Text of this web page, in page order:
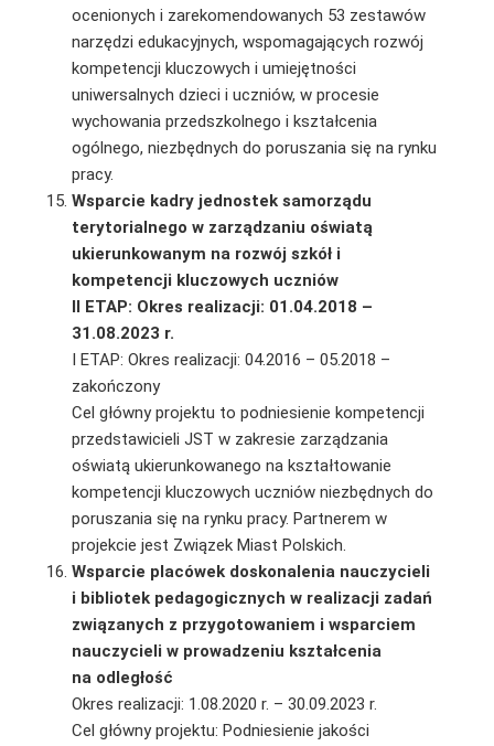
ocenionych i zarekomendowanych 53 zestawów
narzędzi edukacyjnych, wspomagających rozwój
kompetencji kluczowych i umiejętności
uniwersalnych dzieci i uczniów, w procesie
wychowania przedszkolnego i kształcenia
ogólnego, niezbędnych do poruszania się na rynku
pracy.
Wsparcie kadry jednostek samorządu
terytorialnego w zarządzaniu oświatą
ukierunkowanym na rozwój szkół i
kompetencji kluczowych uczniów
II ETAP: Okres realizacji: 01.04.2018 –
31.08.2023 r.
I ETAP: Okres realizacji: 04.2016 – 05.2018 –
zakończony
Cel główny projektu to podniesienie kompetencji
przedstawicieli JST w zakresie zarządzania
oświatą ukierunkowanego na kształtowanie
kompetencji kluczowych uczniów niezbędnych do
poruszania się na rynku pracy. Partnerem w
projekcie jest Związek Miast Polskich.
Wsparcie placówek doskonalenia nauczycieli
i bibliotek pedagogicznych w realizacji zadań
związanych z przygotowaniem i wsparciem
nauczycieli w prowadzeniu kształcenia
na odległość
Okres realizacji: 1.08.2020 r. – 30.09.2023 r.
Cel główny projektu: Podniesienie jakości